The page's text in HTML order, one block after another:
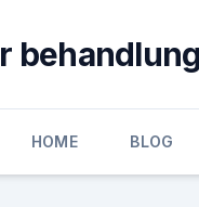
HOME BLOG